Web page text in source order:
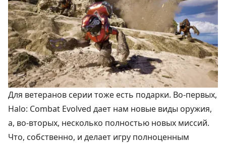
Для ветеранов серии тоже есть подарки. Во-первых,
Halo: Combat Evolved дает нам новые виды оружия,
а, во-вторых, несколько полностью новых миссий.
Что, собственно, и делает игру полноценным